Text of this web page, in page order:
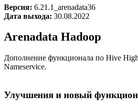
Версия: 6.21.1_arenadata36
Дата выхода: 30.08.2022
Arenadata Hadoop
Дополнение функционала по Hive
Nameservice.
Улучшения и новый